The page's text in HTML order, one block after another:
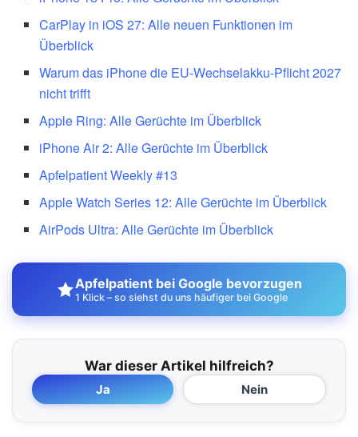
CarPlay in iOS 27: Alle neuen Funktionen im
Überblick
Warum das iPhone die EU-Wechselakku-Pflicht 2027
nicht trifft
Apple Ring: Alle Gerüchte im Überblick
iPhone Air 2: Alle Gerüchte im Überblick
Apfelpatient Weekly #13
Apple Watch Series 12: Alle Gerüchte im Überblick
AirPods Ultra: Alle Gerüchte im Überblick
Apfelpatient bei Google bevorzugen
1 Klick – so siehst du uns häufiger bei Google
War dieser Artikel hilfreich?
Ja Nein